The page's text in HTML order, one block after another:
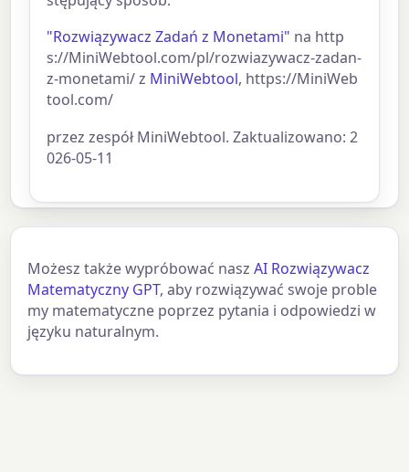
"Rozwiązywacz Zadań z Monetami" na http
s://MiniWebtool.com/pl/rozwiazywacz-zadan-
z-monetami/ z MiniWebtool, https://MiniWeb
tool.com/
przez zespół MiniWebtool. Zaktualizowano: 2
026-05-11
Możesz także wypróbować naszAI Rozwiązywacz
Matematyczny GPT, aby rozwiązywać swoje proble
my matematyczne poprzez pytania i odpowiedzi w
języku naturalnym.